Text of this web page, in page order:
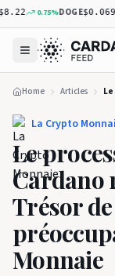
0.75%DOGE$0.0695
Home Articles
La Crypto
Le
Cardano
Trésor
Monnaie